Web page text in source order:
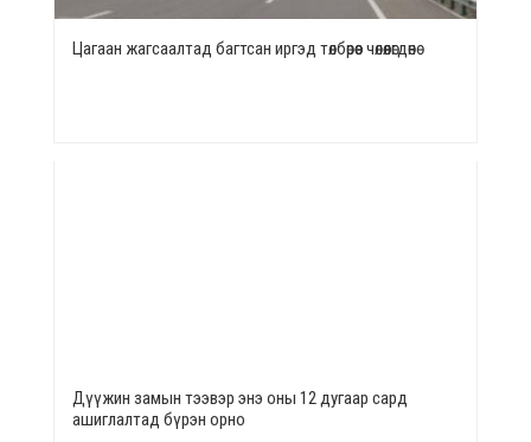
Цагаан жагсаалтад багтсан иргэд төлбөрөөс чөлөөлөгдөнө
Дүүжин замын тээвэр энэ оны 12 дугаар сард
ашиглалтад бүрэн орно